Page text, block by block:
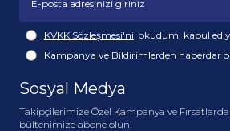
KVKK Sözleşmesi'ni , okudum, kabul
Kampanya ve Bildirimlerden haberdar
Sosyal Medya
Takipçilerimize Özel Kampanya ve
bültenimize abone olun!